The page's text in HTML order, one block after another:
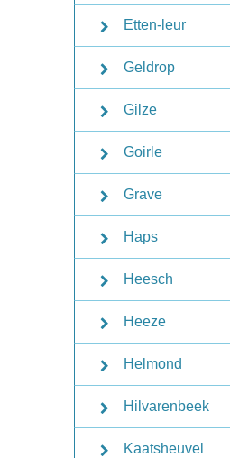
Etten-leur
Geldrop
Gilze
Goirle
Grave
Haps
Heesch
Heeze
Helmond
Hilvarenbeek
Kaatsheuvel